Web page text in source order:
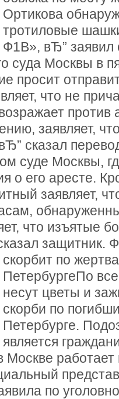
Ортикова
тротиловые
Ф1В», вЂ” заявил
суда Москвы в
просит
что не
против
заявляет,
сказал
суде Москвы,
о его аресте.
заявляет,
что изъятые
защитник.
скорбит по
ПетербургеПо
несут цветы и
скорби по
Петербурге.
является
Москве
по